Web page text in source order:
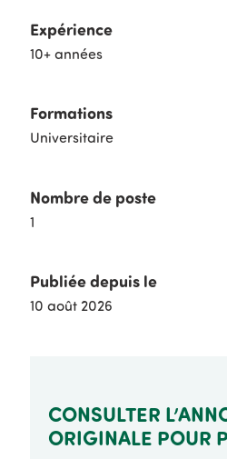
Expérience
10+ années
Formations
Universitaire
Nombre de poste
1
Publiée depuis le
10 août 2026
CONSULTER
ORIGINALE POUR